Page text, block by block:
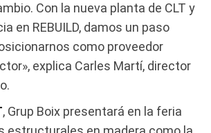
Con la nueva planta de CLT y
en REBUILD, damos un paso
como proveedor
explica Carles Martí, director
, Grup Boix presentará en la feria